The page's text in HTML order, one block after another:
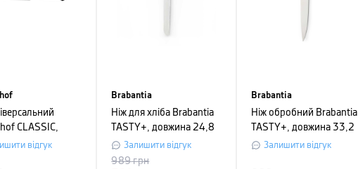
CLASSIC,
14 см, в
відгук
Brabantia
Ніж для хліба Brabantia
TASTY+, довжина 24,8
см, темно-сірий
Залишити відгук
989грн
Brabantia
Ніж обробний Brabantia
TASTY+, довжина 33,2
см, темно-сірий
Залишити відгук